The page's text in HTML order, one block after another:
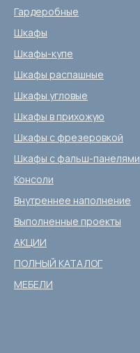
Гардеробные
Шкафы
Шкафы-купе
Шкафы распашные
Шкафы угловые
Шкафы в прихожую
Шкафы с фрезеровкой
Шкафы с фальш-панелями
Консоли
Внутреннее наполнение
Выполненные проекты
АКЦИИ
ПОЛНЫЙ КАТАЛОГ
МЕБЕЛИ